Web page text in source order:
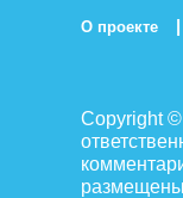
О проекте |
Copyright
размещены